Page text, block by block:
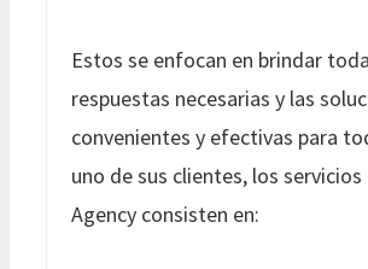
Estos se enfocan en brindar
respuestas necesarias y las
convenientes y efectivas para
uno de sus clientes, los
Agency consisten en: